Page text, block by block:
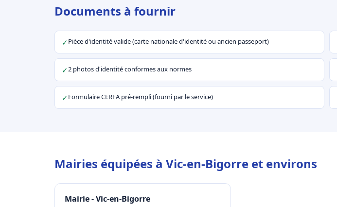
Documents à fournir
✓ Pièce d'identité valide (carte nationale d'identité ou ancien passeport)
✓2 photos d'identité conformes aux normes
✓ Formulaire CERFA pré-rempli (fourni par le service)
Mairies équipées à Vic-en-Bigorre et environs
Mairie - Vic-en-Bigorre